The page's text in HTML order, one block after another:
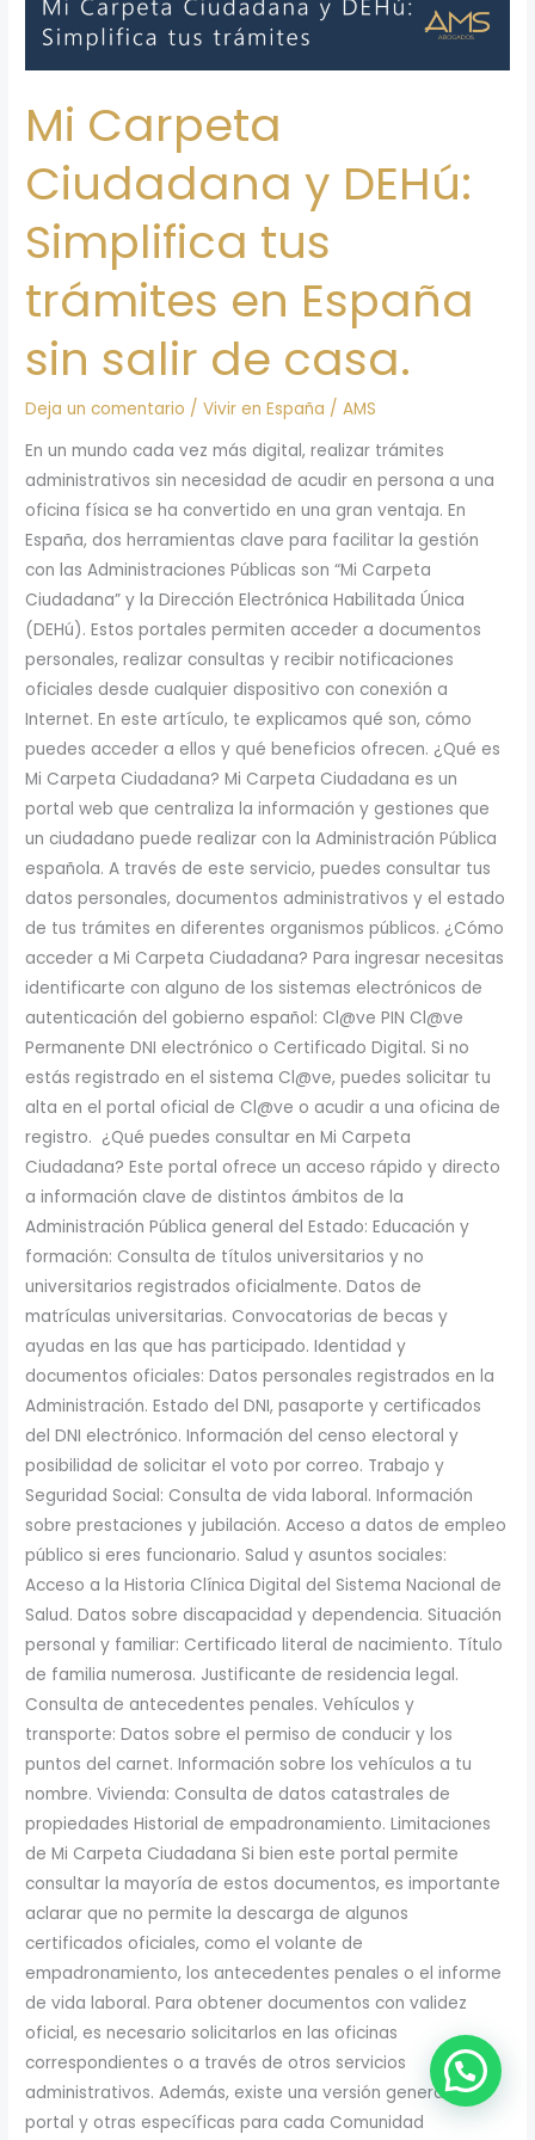
Mi Carpeta
Ciudadana y DEHú:
Simplifica tus
trámites en España
sin salir de casa.
Deja un comentario /Vivir en España /AMS
En un mundo cada vez más digital, realizar trámites
administrativos sin necesidad de acudir en persona a una
oficina física se ha convertido en una gran ventaja. En
España, dos herramientas clave para facilitar la gestión
con las Administraciones Públicas son “Mi Carpeta
Ciudadana” y la Dirección Electrónica Habilitada Única
(DEHú). Estos portales permiten acceder a documentos
personales, realizar consultas y recibir notificaciones
oficiales desde cualquier dispositivo con conexión a
Internet. En este artículo, te explicamos qué son, cómo
puedes acceder a ellos y qué beneficios ofrecen. ¿Qué es
Mi Carpeta Ciudadana? Mi Carpeta Ciudadana es un
portal web que centraliza la información y gestiones que
un ciudadano puede realizar con la Administración Pública
española. A través de este servicio, puedes consultar tus
datos personales, documentos administrativos y el estado
de tus trámites en diferentes organismos públicos. ¿Cómo
acceder a Mi Carpeta Ciudadana? Para ingresar necesitas
identificarte con alguno de los sistemas electrónicos de
autenticación del gobierno español: Cl@ve PIN Cl@ve
Permanente DNI electrónico o Certificado Digital. Si no
estás registrado en el sistema Cl@ve, puedes solicitar tu
alta en el portal oficial de Cl@ve o acudir a una oficina de
registro. ¿Qué puedes consultar en Mi Carpeta
Ciudadana? Este portal ofrece un acceso rápido y directo
a información clave de distintos ámbitos de la
Administración Pública general del Estado: Educación y
formación: Consulta de títulos universitarios y no
universitarios registrados oficialmente. Datos de
matrículas universitarias. Convocatorias de becas y
ayudas en las que has participado. Identidad y
documentos oficiales: Datos personales registrados en la
Administración. Estado del DNI, pasaporte y certificados
del DNI electrónico. Información del censo electoral y
posibilidad de solicitar el voto por correo. Trabajo y
Seguridad Social: Consulta de vida laboral. Información
sobre prestaciones y jubilación. Acceso a datos de empleo
público si eres funcionario. Salud y asuntos sociales:
Acceso a la Historia Clínica Digital del Sistema Nacional de
Salud. Datos sobre discapacidad y dependencia. Situación
personal y familiar: Certificado literal de nacimiento. Título
de familia numerosa. Justificante de residencia legal.
Consulta de antecedentes penales. Vehículos y
transporte: Datos sobre el permiso de conducir y los
puntos del carnet. Información sobre los vehículos a tu
nombre. Vivienda: Consulta de datos catastrales de
propiedades Historial de empadronamiento. Limitaciones
de Mi Carpeta Ciudadana Si bien este portal permite
consultar la mayoría de estos documentos, es importante
aclarar que no permite la descarga de algunos
certificados oficiales, como el volante de
empadronamiento, los antecedentes penales o el informe
de vida laboral. Para obtener documentos con validez
oficial, es necesario solicitarlos en las oficinas
correspondientes o a través de otros servicios
administrativos. Además, existe una versión general del
portal y otras específicas para cada Comunidad